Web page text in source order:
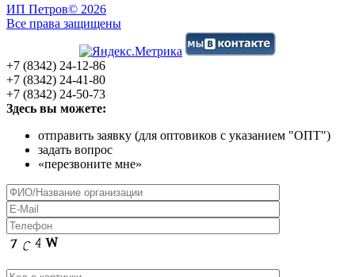
ИП Петров© 2026
Все права защищены
+7 (8342) 24-12-86
+7 (8342) 24-41-80
+7 (8342) 24-50-73
Здесь вы можете:
отправить заявку (для оптовиков с указанием "ОПТ")
задать вопрос
«перезвоните мне»